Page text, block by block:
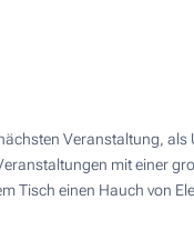
Veranstaltung, als
mit einer
Tisch einen Hauch von